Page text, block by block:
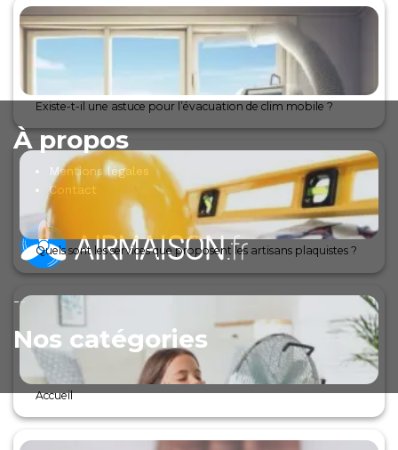
Existe-t-il une astuce pour l’évacuation de clim mobile ?
Quels sont les services que proposent les artisans plaquistes ?
Accueil
À propos
Mentions légales
Contact
--
Nos catégories